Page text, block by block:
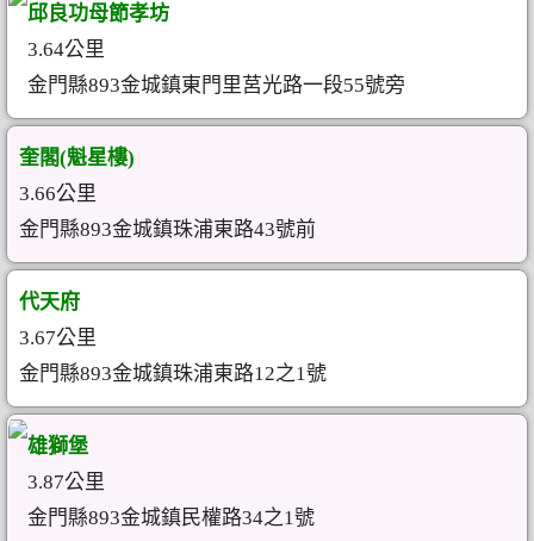
邱良功母節孝坊
3.64公里
金門縣893金城鎮東門里莒光路一段55號旁
奎閣(魁星樓)
3.66公里
金門縣893金城鎮珠浦東路43號前
代天府
3.67公里
金門縣893金城鎮珠浦東路12之1號
雄獅堡
3.87公里
金門縣893金城鎮民權路34之1號